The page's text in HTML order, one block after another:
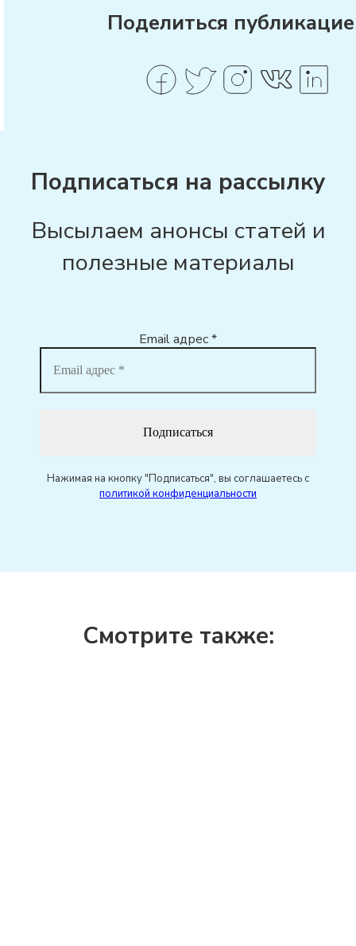
Поделиться
Подписаться на рассылку
Высылаем анонсы статей и
полезные материалы
Email адрес*
Нажимая на кнопку "Подписаться", вы соглашаетесь с
политикой конфиденциальности
Смотрите также: